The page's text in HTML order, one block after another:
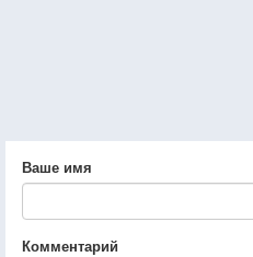
Ваше имя
Комментарий